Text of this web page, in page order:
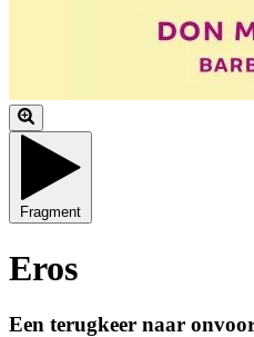
Fragment
Eros
Een terugkeer naar